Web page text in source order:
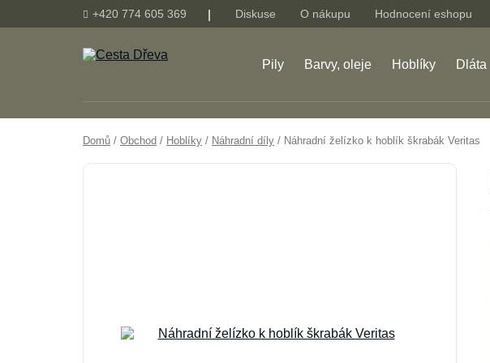
+420 774 605 369 Diskuse O nákupu Hodnocení eshopu
Pily Barvy, oleje Hoblíky Dláta
Domů / Obchod / Hoblíky / Náhradní díly / Náhradní želízko k hoblík škrabák Veritas